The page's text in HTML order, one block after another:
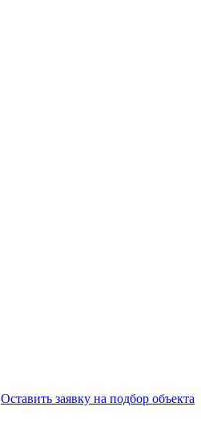
Оставить заявку на подбор объекта